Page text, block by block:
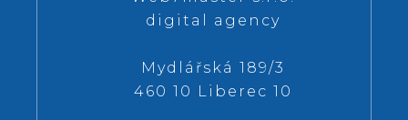
digital agency
Mydlářská 189/3
460 10 Liberec 10